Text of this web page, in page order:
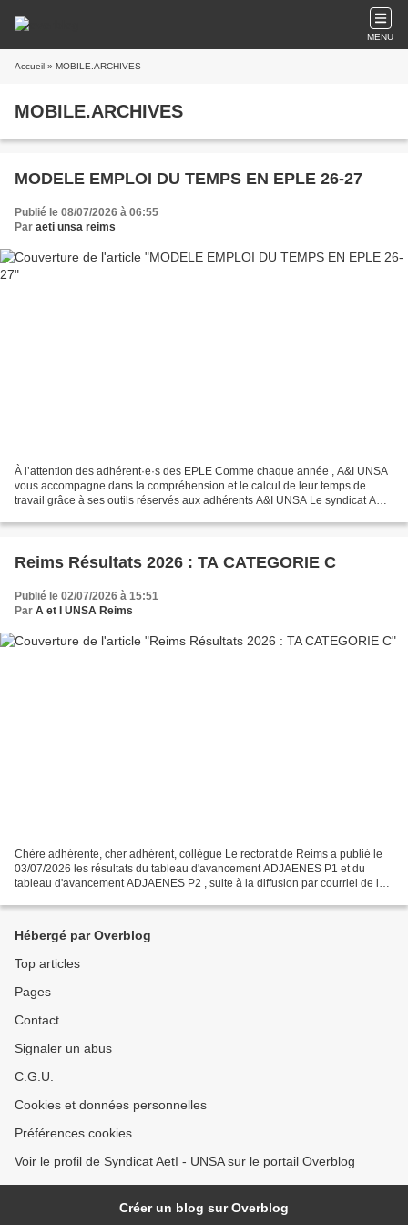
MENU
Accueil » MOBILE.ARCHIVES
MOBILE.ARCHIVES
MODELE EMPLOI DU TEMPS EN EPLE 26-27
Publié le 08/07/2026 à 06:55
Par aeti unsa reims
À l’attention des adhérent·e·s des EPLE Comme chaque année , A&I UNSA
vous accompagne dans la compréhension et le calcul de leur temps de
travail grâce à ses outils réservés aux adhérents A&I UNSA Le syndicat A&I
Reims Résultats 2026 : TA CATEGORIE C
Publié le 02/07/2026 à 15:51
Par A et I UNSA Reims
Chère adhérente, cher adhérent, collègue Le rectorat de Reims a publié le
03/07/2026 les résultats du tableau d'avancement ADJAENES P1 et du
tableau d'avancement ADJAENES P2 , suite à la diffusion par courriel de la
Hébergé par Overblog
Top articles
Pages
Contact
Signaler un abus
C.G.U.
Cookies et données personnelles
Préférences cookies
Voir le profil de Syndicat AetI - UNSA sur le portail Overblog
Créer un blog sur Overblog